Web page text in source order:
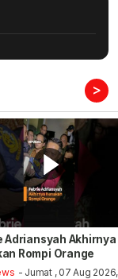
>
Adriansyah Akhirnya
Rompi Orange
- Jumat , 07 Aug 2026,